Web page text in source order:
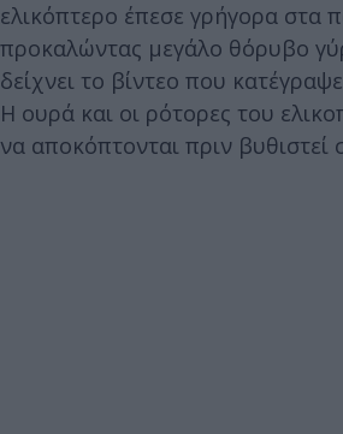
ελικόπτερο έπεσε γρήγορα στα
προκαλώντας μεγάλο θόρυβο
δείχνει το βίντεο που
Η ουρά και οι ρότορες του
να αποκόπτονται πριν βυθιστεί